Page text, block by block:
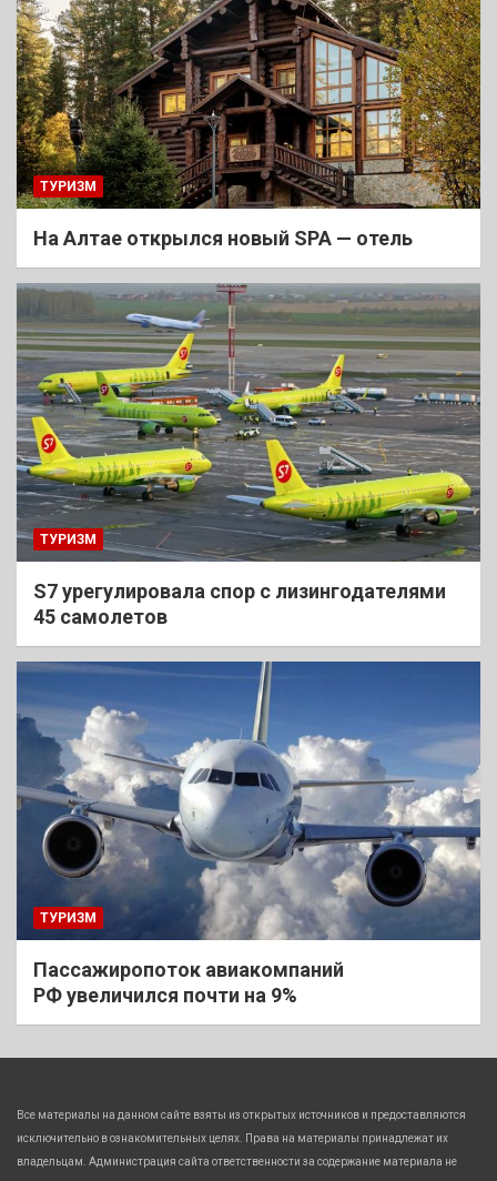
ТУРИЗМ
На Алтае открылся новый SPA — отель
ТУРИЗМ
S7 урегулировала спор с лизингодателями
45 самолетов
ТУРИЗМ
Пассажиропоток авиакомпаний
РФ увеличился почти на 9%
Все материалы на данном сайте взяты из открытых источников и предоставляются
исключительно в ознакомительных целях. Права на материалы принадлежат их
владельцам. Администрация сайта ответственности за содержание материала не